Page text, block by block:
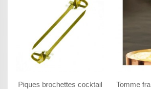
Piques brochettes cocktail
Tomme